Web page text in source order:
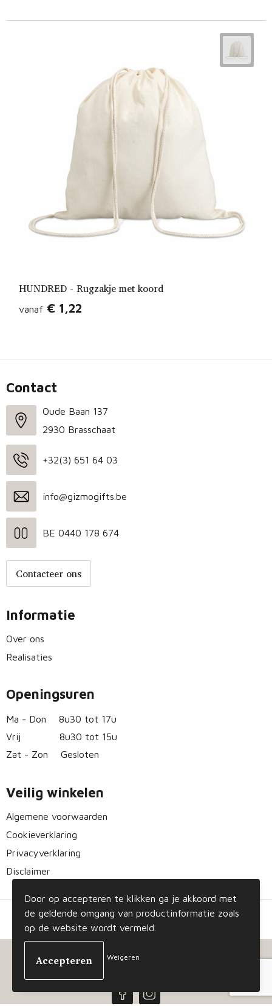
HUNDRED - Rugzakje met koord
vanaf € 1,22
Contact
Oude Baan 137
2930 Brasschaat
+32(3) 651 64 03
info@gizmogifts.be
BE 0440 178 674
Contacteer ons
Informatie
Over ons
Realisaties
Openingsuren
Ma - Don
8u30 tot 17u
Vrij
8u30 tot 15u
Zat - Zon
Gesloten
Veilig winkelen
Algemene voorwaarden
Cookieverklaring
Privacyverklaring
Disclaimer
© Copyright Gizmo 2023
Door op accepteren te klikken ga je akkoord met
de geldende omgang van productinformatie zoals
op de website wordt vermeld.
Weigeren